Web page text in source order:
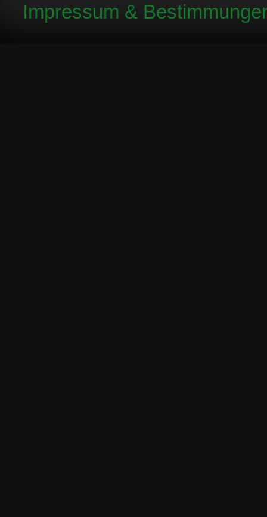
Impressum &